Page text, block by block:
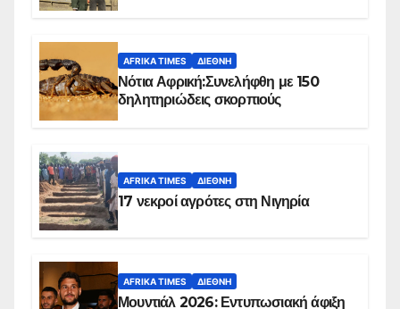
AFRIKA TIMES ΔΙΕΘΝΉ
Νότια Αφρική:Συνελήφθη με 150
δηλητηριώδεις σκορπιούς
AFRIKA TIMES ΔΙΕΘΝΉ
17 νεκροί αγρότες στη Νιγηρία
AFRIKA TIMES ΔΙΕΘΝΉ
Μουντιάλ 2026: Εντυπωσιακή άφιξη